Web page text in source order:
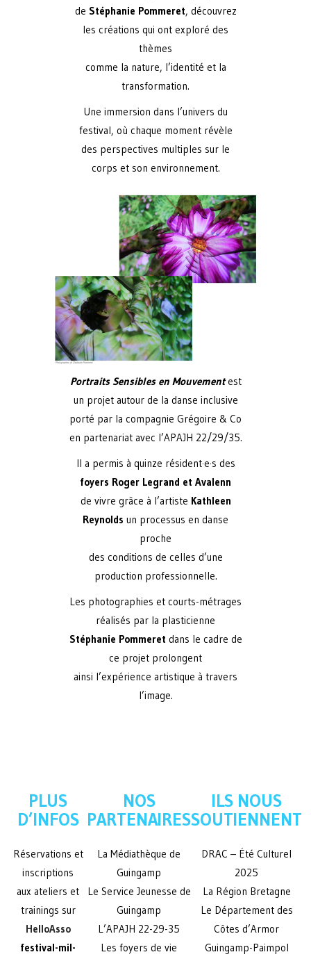
de Stéphanie Pommeret, découvrez
les créations qui ont exploré des
thèmes
comme la nature, l’identité et la
transformation.
Une immersion dans l’univers du
festival, où chaque moment révèle
des perspectives multiples sur le
corps et son environnement.
Portraits Sensibles en Mouvementest
un projet autour de la danse inclusive
porté par la compagnie Grégoire & Co
en partenariat avec l’APAJH 22/29/35.
Il a permis à quinze résident·e·s des
foyers Roger Legrand et Avalenn
de vivre grâce à l’artiste Kathleen
Reynolds un processus en danse
proche
des conditions de celles d’une
production professionnelle.
Les photographies et courts-métrages
réalisés par la plasticienne
Stéphanie Pommeret dans le cadre de
ce projet prolongent
ainsi l’expérience artistique à travers
l’image.
PLUS
D’INFOS
Réservations et
inscriptions
aux ateliers et
trainings sur
HelloAsso
festival-mil-
NOS
PARTENAIRES
La Médiathèque de
Guingamp
Le Service Jeunesse de
Guingamp
L’APAJH 22-29-35
Les foyers de vie
ILS NOUS
SOUTIENNENT
DRAC – Été Culturel
2025
La Région Bretagne
Le Département des
Côtes d’Armor
Guingamp-Paimpol